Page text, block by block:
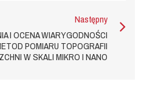
Następny
I OCENA WIARYGODNOŚCI
POMIARU TOPOGRAFII
W SKALI MIKRO I NANO